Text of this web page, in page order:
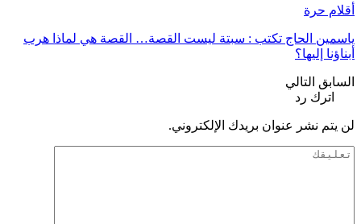
أقلام حرة
ياسمين الحاج تكتب : سبتة ليست القصة… القصة هي لماذا هرب
أبناؤنا إليها؟
السابق التالي
اترك رد
لن يتم نشر عنوان بريدك الإلكتروني.